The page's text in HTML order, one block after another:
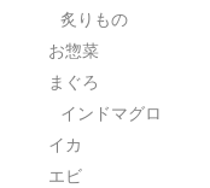
炙りもの
お惣菜
まぐろ
インドマグロ
イカ
エビ